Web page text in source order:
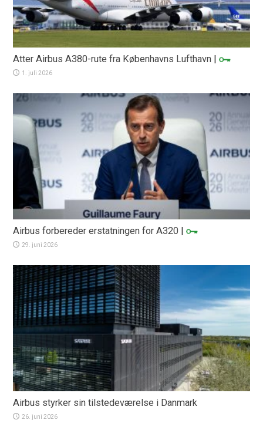
Atter Airbus A380-rute fra Københavns Lufthavn |
1. juli 2026
Airbus forbereder erstatningen for A320 |
29. juni 2026
Airbus styrker sin tilstedeværelse i Danmark
26. juni 2026